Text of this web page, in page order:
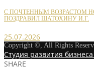
С ПОЧТЕННЫМ ВОЗРАСТОМ
ПОЗДРАВИЛ ШАТОХИНУ И.Г.
25.07.2026
Copyright ©, All Rights
Студия развития бизнеса
SHARE